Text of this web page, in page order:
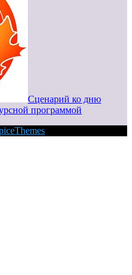
Сценарий ко дню
программой